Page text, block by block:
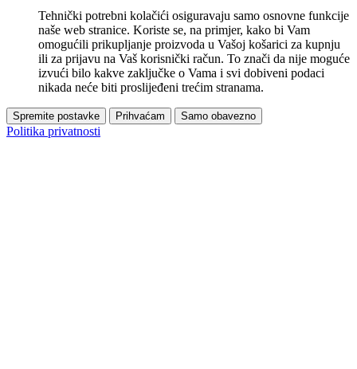
Tehnički potrebni kolačići osiguravaju samo osnovne funkcije
naše web stranice. Koriste se, na primjer, kako bi Vam
omogućili prikupljanje proizvoda u Vašoj košarici za kupnju
ili za prijavu na Vaš korisnički račun. To znači da nije moguće
izvući bilo kakve zaključke o Vama i svi dobiveni podaci
nikada neće biti proslijeđeni trećim stranama.
Spremite postavke Prihvaćam Samo obavezno
Politika privatnosti